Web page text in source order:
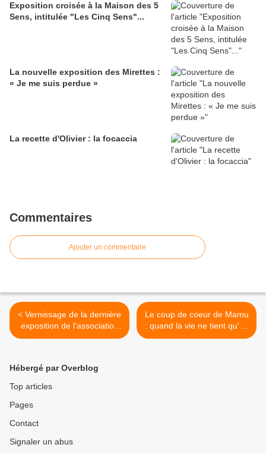
Exposition croisée à la Maison des 5
Sens, intitulée "Les Cinq Sens"...
La nouvelle exposition des Mirettes :
« Je me suis perdue »
La recette d'Olivier : la focaccia
Commentaires
Ajouter un commentaire
< Vernissage de la dernière
exposition de l'association
APMA
Le coup de coeur de Mamu
: quand la vie ne tient qu'un
à un fil (rouge) >
Hébergé par Overblog
Top articles
Pages
Contact
Signaler un abus